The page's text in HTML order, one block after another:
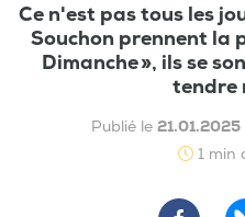
Ce n'est pas tous les
Souchon prennent la
Dimanche », ils se
tendre
Publié le 21.01.2025
1 min